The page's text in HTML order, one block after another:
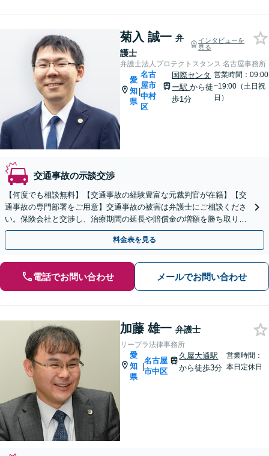
菊入 誠一 弁
護士
インタビューを
見る
弁護士法人プロテクトスタンス 名古屋事務所
愛
知
県
|
名古
屋市
中村
区
国際センタ
ー駅から徒
歩1分
営業時間：09:00
~19:00（土日祝
日）
交通事故の示談交渉
【何度でも相談無料】【交通事故の経験豊富な元裁判官が在籍】【交
通事故の専門部署をご用意】交通事故の被害は弁護士にご相談くださ
い。保険会社と交渉し、治療期間の延長や賠償金の増額を勝ち取りま
す。後遺障害の等級認定の手続きなどもお任せください。
料金表を見る
電話でお問い合わせ メールでお問い合わせ
加藤 雄一 弁護士
リーブラ法律事務所
愛
知
県
|
名古屋
市中区
久屋大通駅
から徒歩3分
営業時間：
本日定休日